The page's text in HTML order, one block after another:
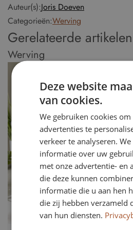
Auteur(s):Joris Doeven
Categorieën:Werving
Gerelateerde artikelen
Werving
Deze website
van cookies.
We gebruiken cookies
advertenties te
verkeer te analyseren.
informatie over uw
met onze advertentie- en
die deze kunnen
informatie die u aan hen
die zij hebben verzameld
van hun diensten.